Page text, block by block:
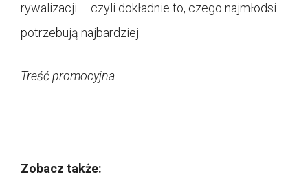
rywalizacji – czyli dokładnie to, czego najmłodsi
potrzebują najbardziej.
Treść promocyjna
Zobacz także: